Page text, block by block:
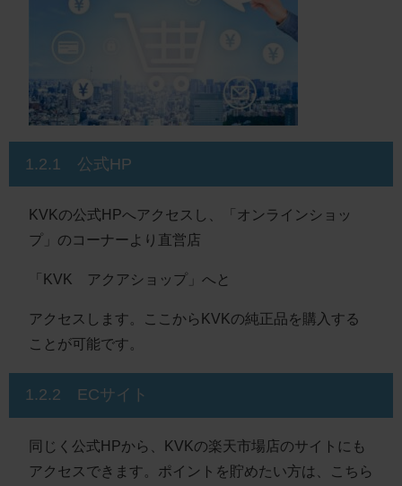
1.2.1 公式HP
KVKの公式HPへアクセスし、「オンラインショッ
プ」のコーナーより直営店
「KVK アクアショップ」へと
アクセスします。ここからKVKの純正品を購入する
ことが可能です。
1.2.2 ECサイト
同じく公式HPから、KVKの楽天市場店のサイトにも
アクセスできます。ポイントを貯めたい方は、こちら